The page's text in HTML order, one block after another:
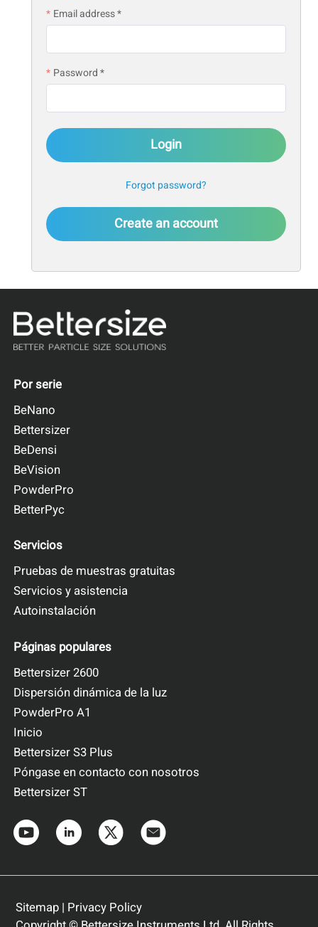
Email address *
Password *
Login
Forgot password?
Create an account
Por serie
BeNano
Bettersizer
BeDensi
BeVision
PowderPro
BetterPyc
Servicios
Pruebas de muestras gratuitas
Servicios y asistencia
Autoinstalación
Páginas populares
Bettersizer 2600
Dispersión dinámica de la luz
PowderPro A1
Inicio
Bettersizer S3 Plus
Póngase en contacto con nosotros
Bettersizer ST
Sitemap| Privacy Policy